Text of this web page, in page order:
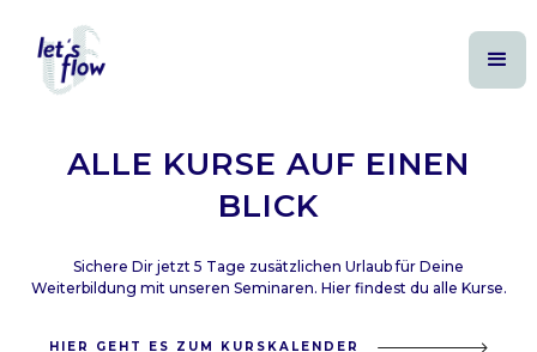
ALLE KURSE AUF EINEN
BLICK
Sichere Dir jetzt 5 Tage zusätzlichen Urlaub für Deine
Weiterbildung mit unseren Seminaren. Hier findest du alle Kurse.
HIER GEHT ES ZUM KURSKALENDER